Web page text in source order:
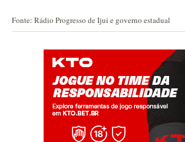
Fonte: Rádio Progresso de Ijuí e governo estadual